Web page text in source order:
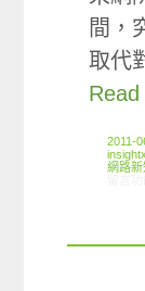
間，
取代
2011-
網路新